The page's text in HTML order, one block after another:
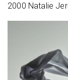
2000 Natalie